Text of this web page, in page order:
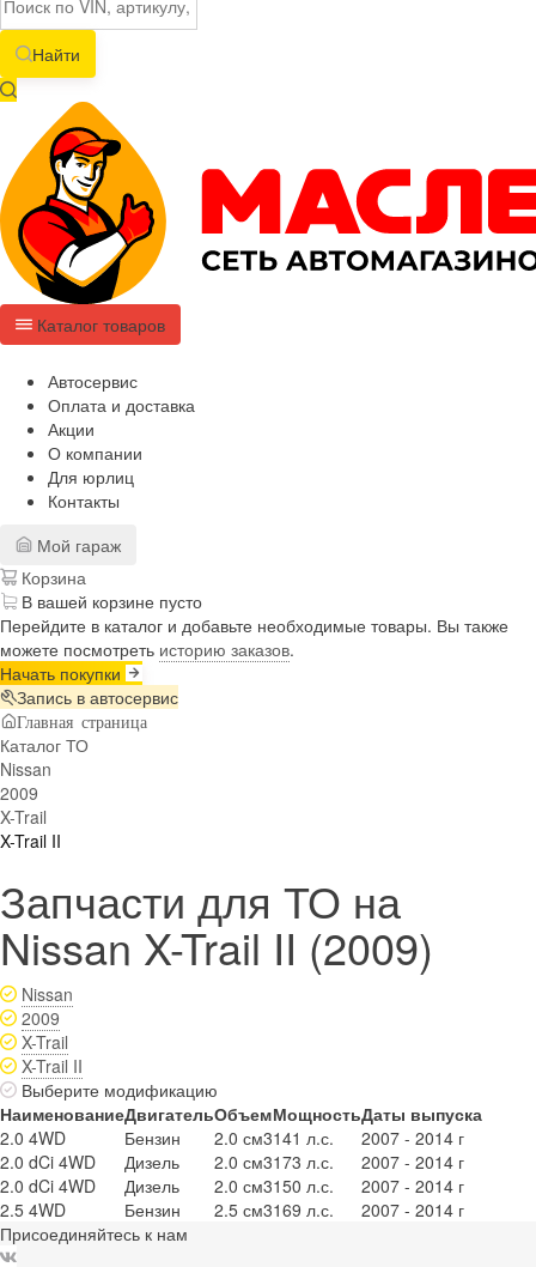
Найти
Каталог товаров
Автосервис
Оплата и доставка
Акции
О компании
Для юрлиц
Контакты
Мой гараж
Корзина
В вашей корзине пусто
Перейдите в каталог и добавьте необходимые товары. Вы также
можете посмотреть историю заказов.
Начать покупки
Запись в автосервис
Главная страница
Каталог ТО
Nissan
2009
X-Trail
X-Trail II
Запчасти для ТО на
Nissan X-Trail II (2009)
Nissan
2009
X-Trail
X-Trail II
Выберите модификацию
НаименованиеДвигательОбъемМощностьДаты выпуска
2.0 4WD
Бензин 2.0 см3141 л.с.
2007 - 2014 г
2.0 dCi 4WD
Дизель 2.0 см3173 л.с.
2007 - 2014 г
2.0 dCi 4WD
Дизель 2.0 см3150 л.с.
2007 - 2014 г
2.5 4WD
Бензин 2.5 см3169 л.с.
2007 - 2014 г
Присоединяйтесь к нам